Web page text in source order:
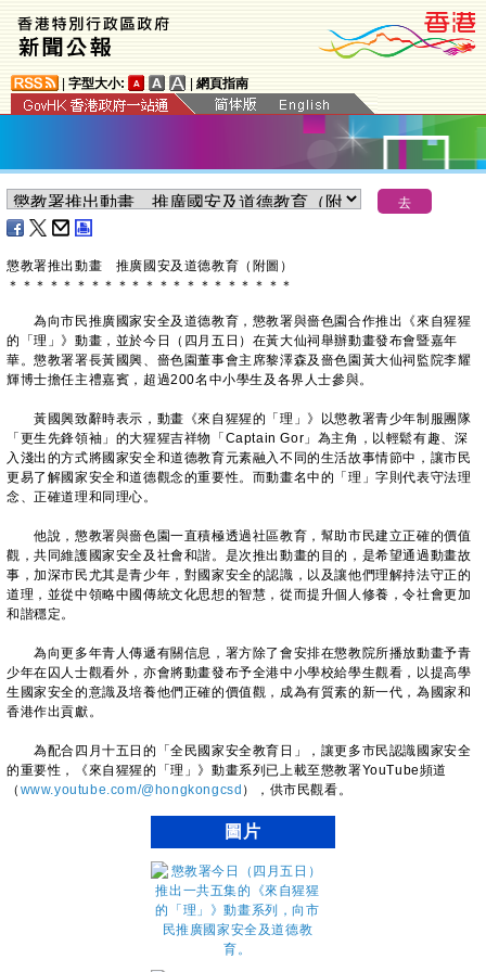
字型大小: 網頁指南
懲教署推出動畫 推廣國安及道德教育（附圖）
＊ ＊ ＊ ＊ ＊ ＊ ＊ ＊ ＊ ＊ ＊ ＊ ＊ ＊ ＊ ＊ ＊ ＊ ＊ ＊ ＊
為向市民推廣國家安全及道德教育，懲教署與嗇色園合作推出《來自猩猩
的「理」》動畫，並於今日（四月五日）在黃大仙祠舉辦動畫發布會暨嘉年
華。懲教署署長黃國興、嗇色園董事會主席黎澤森及嗇色園黃大仙祠監院李耀
輝博士擔任主禮嘉賓，超過200名中小學生及各界人士參與。
黃國興致辭時表示，動畫《來自猩猩的「理」》以懲教署青少年制服團隊
「更生先鋒領袖」的大猩猩吉祥物「Captain Gor」為主角，以輕鬆有趣、深
入淺出的方式將國家安全和道德教育元素融入不同的生活故事情節中，讓市民
更易了解國家安全和道德觀念的重要性。而動畫名中的「理」字則代表守法理
念、正確道理和同理心。
他說，懲教署與嗇色園一直積極透過社區教育，幫助市民建立正確的價值
觀，共同維護國家安全及社會和諧。是次推出動畫的目的，是希望通過動畫故
事，加深市民尤其是青少年，對國家安全的認識，以及讓他們理解持法守正的
道理，並從中領略中國傳統文化思想的智慧，從而提升個人修養，令社會更加
和諧穩定。
為向更多年青人傳遞有關信息，署方除了會安排在懲教院所播放動畫予青
少年在囚人士觀看外，亦會將動畫發布予全港中小學校給學生觀看，以提高學
生國家安全的意識及培養他們正確的價值觀，成為有質素的新一代，為國家和
香港作出貢獻。
為配合四月十五日的「全民國家安全教育日」，讓更多市民認識國家安全
的重要性，《來自猩猩的「理」》動畫系列已上載至懲教署YouTube頻道
（ www.youtube.com/@hongkongcsd ），供市民觀看。
圖片